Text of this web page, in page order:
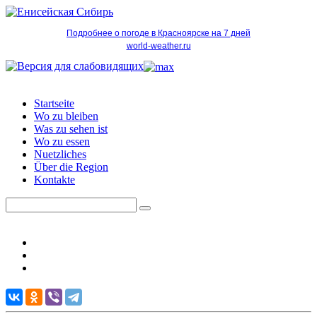
Подробнее о погоде в Красноярске на 7 дней
world-weather.ru
Startseite
Wo zu bleiben
Was zu sehen ist
Wo zu essen
Nuetzliches
Über die Region
Kontakte